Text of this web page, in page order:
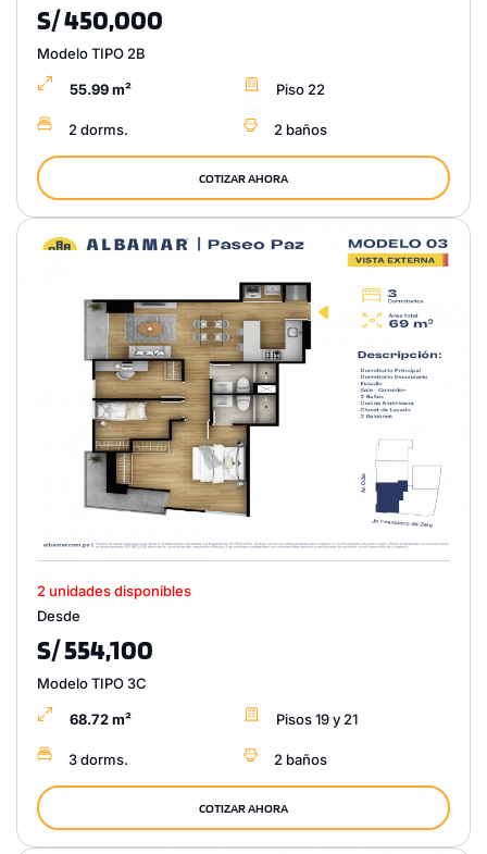
S/ 450,000
Modelo TIPO 2B
55.99 m² Piso 22
2 dorms. 2 baños
COTIZAR AHORA
2 unidades disponibles
Desde
S/ 554,100
Modelo TIPO 3C
68.72 m² Pisos 19 y 21
3 dorms. 2 baños
COTIZAR AHORA